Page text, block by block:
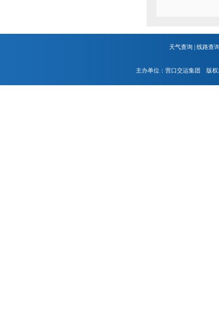
天气查询 线路查
主办单位：营口交运集团 版权